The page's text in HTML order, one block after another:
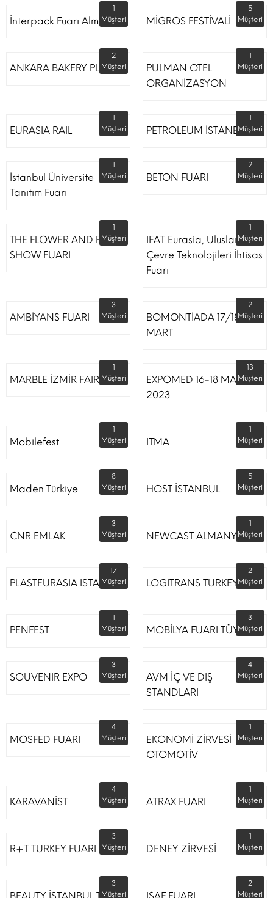
İnterpack Fuarı Almanya
1
Müşteri
MİGROS FESTİVALİ
5
Müşteri
ANKARA BAKERY PLUS
2
Müşteri
PULMAN OTEL
ORGANİZASYON
1
Müşteri
EURASIA RAIL
1
Müşteri
PETROLEUM İSTANBUL
1
Müşteri
İstanbul Üniversite
Tanıtım Fuarı
1
Müşteri
BETON FUARI
2
Müşteri
THE FLOWER AND PLANT
SHOW FUARI
1
Müşteri
IFAT Eurasia, Uluslararası
Çevre Teknolojileri İhtisas
Fuarı
1
Müşteri
AMBİYANS FUARI
3
Müşteri
BOMONTİADA 17/18
MART
2
Müşteri
MARBLE İZMİR FAIR
1
Müşteri
EXPOMED 16-18 MART
2023
13
Müşteri
Mobilefest
1
Müşteri
ITMA
1
Müşteri
Maden Türkiye
8
Müşteri
HOST İSTANBUL
5
Müşteri
CNR EMLAK
3
Müşteri
NEWCAST ALMANYA
1
Müşteri
PLASTEURASIA ISTANBUL
17
Müşteri
LOGITRANS TURKEY
2
Müşteri
PENFEST
1
Müşteri
MOBİLYA FUARI TÜYAP
3
Müşteri
SOUVENIR EXPO
3
Müşteri
AVM İÇ VE DIŞ
STANDLARI
4
Müşteri
MOSFED FUARI
4
Müşteri
EKONOMİ ZİRVESİ
OTOMOTİV
1
Müşteri
KARAVANİST
4
Müşteri
ATRAX FUARI
1
Müşteri
R+T TURKEY FUARI
3
Müşteri
DENEY ZİRVESİ
1
Müşteri
3
Müşteri
2
Müşteri